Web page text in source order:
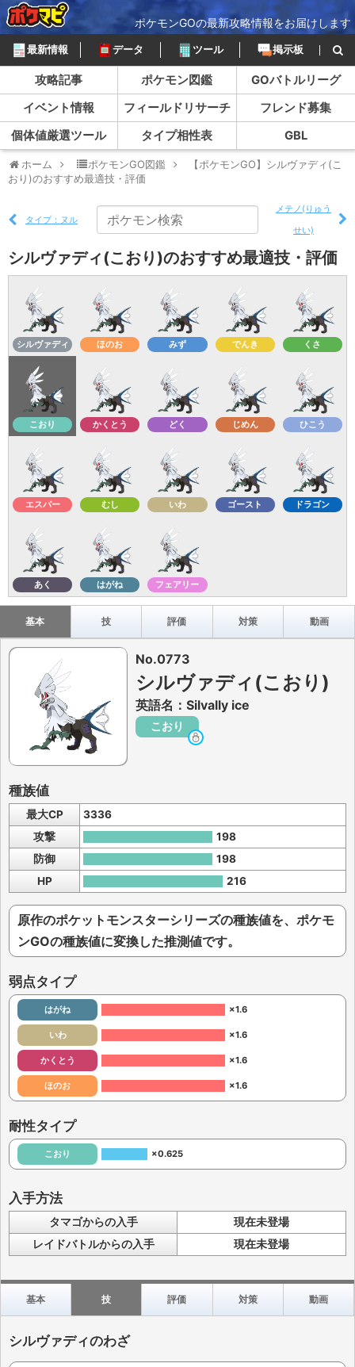
ポケモンGOの最新攻略情報をお届けします
最新情報 データ ツール 掲示板
攻略記事 ポケモン図鑑
GOバトルリーグ
イベント情報
フィールドリサーチ
フレンド募集
個体値厳選ツール
タイプ相性表 GBL
ホーム ポケモンGO図鑑
【ポケモンGO】シルヴァディ(こ
おり)のおすすめ最適技・評価
タイプ：ヌル
メテノ(りゅう
せい)
シルヴァディ(こおり)のおすすめ最適技・評価
シルヴァディ ほのお みず でんき くさ
こおり かくとう どく じめん ひこう
エスパー むし いわ ゴースト ドラゴン
あく はがね フェアリー
基本 技 評価 対策 動画
No.0773
シルヴァディ(こおり)
英語名：Silvally ice
こおり
種族値
最大CP
3336
攻撃
198
防御
198
HP
216
原作のポケットモンスターシリーズの種族値を、ポケモ
ンGOの種族値に変換した推測値です。
弱点タイプ
はがね ×1.6
いわ ×1.6
かくとう ×1.6
ほのお ×1.6
耐性タイプ
こおり ×0.625
入手方法
タマゴからの入手
現在未登場
レイドバトルからの入手
現在未登場
基本 技 評価 対策 動画
シルヴァディのわざ